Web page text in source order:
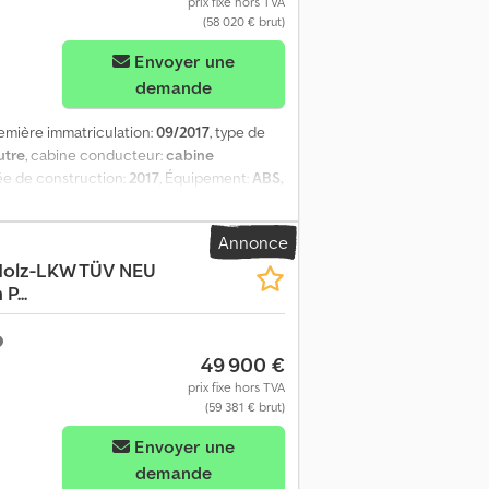
(58 020 € brut)
demande
immatriculation:09/2017, type de
, cabine conducteur:cabine
de construction: 2017, Équipement: ABS,
= Grue Nombre de pieds de support: 2
Essieu avant: Direction Essieu arrière 1:
2014, derrière sur le châssis
Annonce
LKW TÜV NEU
49 900 €
prix fixe hors TVA
(59 381 € brut)
demande